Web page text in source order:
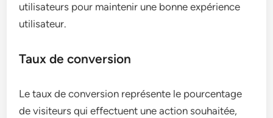
utilisateurs pour maintenir une bonne expérience
utilisateur.
Taux de conversion
Le taux de conversion représente le pourcentage
de visiteurs qui effectuent une action souhaitée,